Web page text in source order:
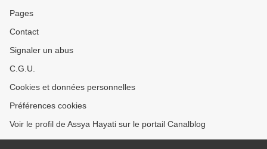
Pages
Contact
Signaler un abus
C.G.U.
Cookies et données personnelles
Préférences cookies
Voir le profil de Assya Hayati sur le portail Canalblog